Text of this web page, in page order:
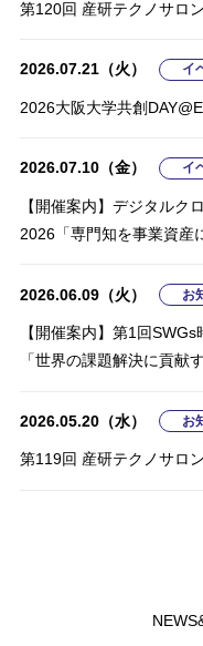
第120回 産研テクノサロ
2026.07.21（火） イ
2026大阪大学共創
2026.07.10（金） イ
【開催案内】デジタルク
2026「専門知を事業資産
2026.06.09（火） お
【開催案内】第1回
「世界の課題解決に貢献
2026.05.20（水） お
第119回 産研テクノサロ
【開催案内】第1回SWGs
2026.05.20（水）
2026.04.27（月）
2025年度地域共創研究員
2026.04.24（金） お
大阪大学と泉大津市の連
「Teaching Kitchen」を
2026.04.15（水） お
感染症危機事象に備えた5
第120回 産研テクノサロ
2026.07.21（火） イ
2026大阪大学共創
2026.07.10（金） イ
【開催案内】デジタルク
2026「専門知を事業資産
2026.04.13（月） イ
【開催案内】大阪大学
第 9 回 出島コンソーシ
2026.02.04（水） イ
シンポジウム「イノベー
医療機器開発人材育成プ
2025.05.26（月）
2024.10.22（火）
（入居募集：申請期限
入居募集について
2024.07.19（金） 募
け橋を創る、未来を拓く